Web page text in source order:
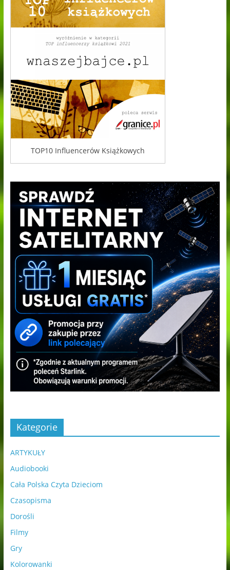
TOP10 Influencerów Książkowych
Kategorie
ARTYKUŁY
Audiobooki
Cała Polska Czyta Dzieciom
Czasopisma
Dorośli
Filmy
Gry
Kolorowanki